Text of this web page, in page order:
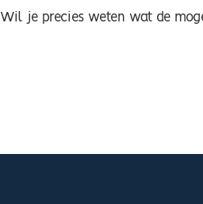
je precies weten wat de